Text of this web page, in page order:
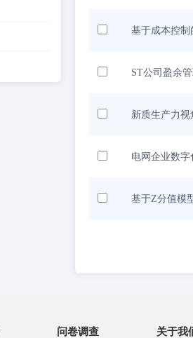
基于成本控
ST公司盈余
新质生产力
电网企业数
基于Z分值模
问卷调查 关于我